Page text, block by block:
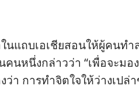
ในแถบเอเชียสอนให้ผู้คนทำ
คนหนึ่งกล่าวว่า “เพื่อจะมอง
ว่า การทำจิตใจให้ว่างเปล่า